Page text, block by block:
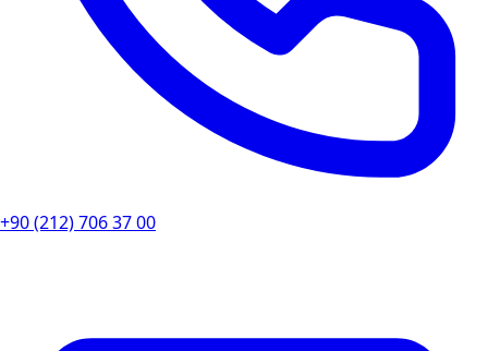
+90 (212) 706 37 00